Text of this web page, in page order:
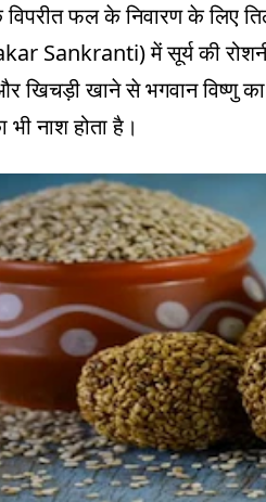
विपरीत फल के निवारण के लिए
Sankranti) में सूर्य की
खिचड़ी खाने से भगवान विष्णु का
नाश होता है।